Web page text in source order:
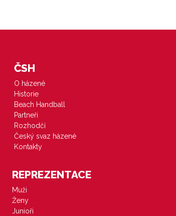
ČSH
O házené
Historie
Beach Handball
Partneři
Rozhodčí
Český svaz házené
Kontakty
REPREZENTACE
Muži
Ženy
Junioři